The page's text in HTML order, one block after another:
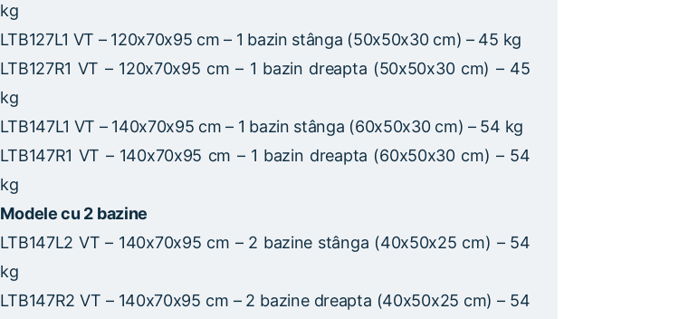
kg
LTB127L1 VT – 120x70x95 cm – 1 bazin stânga (50x50x30 cm) – 45 kg
LTB127R1 VT – 120x70x95 cm – 1 bazin dreapta (50x50x30 cm) – 45
kg
LTB147L1 VT – 140x70x95 cm – 1 bazin stânga (60x50x30 cm) – 54 kg
LTB147R1 VT – 140x70x95 cm – 1 bazin dreapta (60x50x30 cm) – 54
kg
Modele cu 2 bazine
LTB147L2 VT – 140x70x95 cm – 2 bazine stânga (40x50x25 cm) – 54
kg
LTB147R2 VT – 140x70x95 cm – 2 bazine dreapta (40x50x25 cm) – 54